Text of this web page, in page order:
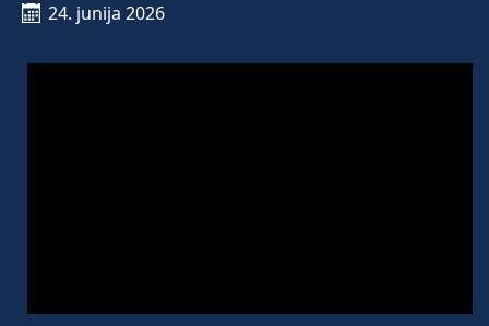
24. junija 2026